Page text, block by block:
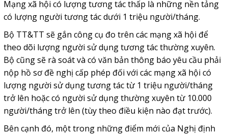
Mạng xã hội có lượng tương tác thấp là những nền tảng
có lượng người tương tác dưới 1 triệu người/tháng.
Bộ TT&TT sẽ gắn công cụ đo trên các mạng xã hội để
theo dõi lượng người sử dụng tương tác thường xuyên.
Bộ cũng sẽ rà soát và có văn bản thông báo yêu cầu phải
nộp hồ sơ đề nghị cấp phép đối với các mạng xã hội có
lượng người sử dụng tương tác từ 1 triệu người/tháng
trở lên hoặc có người sử dụng thường xuyên từ 10.000
người/tháng trở lên (tùy theo điều kiện nào đạt trước).
Bên cạnh đó, một trong những điểm mới của Nghị định